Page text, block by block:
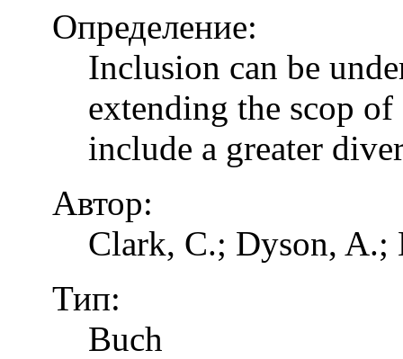
Определение:
Inclusion can be
extending the scop
include a greater
Автор:
Clark, C.; Dyson,
Тип:
Buch